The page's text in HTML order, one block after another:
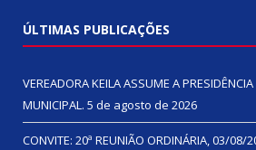
ÚLTIMAS PUBLICAÇÕES
VEREADORA KEILA ASSUME A
MUNICIPAL. 5 de agosto de 2026
CONVITE: 20ª REUNIÃO ORDINÁRIA, 03/08/